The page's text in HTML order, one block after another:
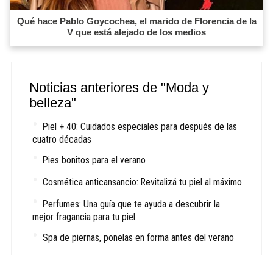
Qué hace Pablo Goycochea, el marido de Florencia de la
V que está alejado de los medios
Noticias anteriores de "Moda y
belleza"
Piel + 40: Cuidados especiales para después de las
cuatro décadas
Pies bonitos para el verano
Cosmética anticansancio: Revitalizá tu piel al máximo
Perfumes: Una guía que te ayuda a descubrir la
mejor fragancia para tu piel
Spa de piernas, ponelas en forma antes del verano